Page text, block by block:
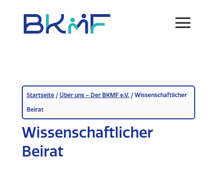
content
Startseite/ Über uns – Der BKMF e.V. / Wissenschaftlicher
Beirat
Wissenschaftlicher
Beirat